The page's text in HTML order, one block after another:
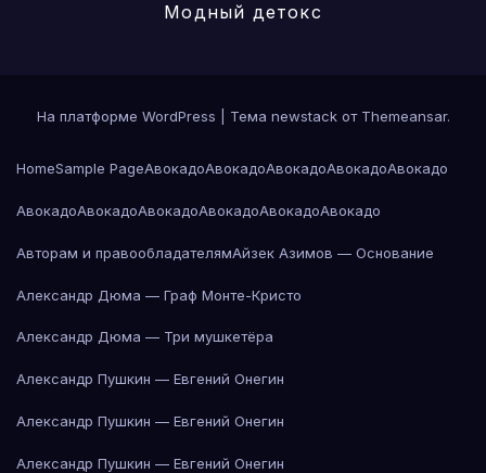
Модный детокс
На платформе WordPress Тема newstack от Themeansar.
HomeSample PageАвокадоАвокадоАвокадоАвокадоАвокадо
АвокадоАвокадоАвокадоАвокадоАвокадоАвокадо
Авторам и правообладателямАйзек Азимов — Основание
Александр Дюма — Граф Монте-Кристо
Александр Дюма — Три мушкетёра
Александр Пушкин — Евгений Онегин
Александр Пушкин — Евгений Онегин
Александр Пушкин — Евгений Онегин